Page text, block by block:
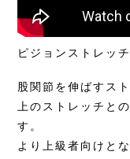
ピジョンストレッ
股関節を伸ばすス
上のストレッチと
す。
より上級者向けと